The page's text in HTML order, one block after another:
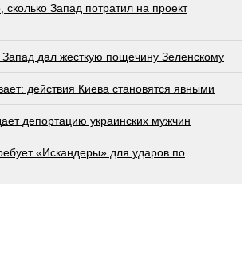
сколько Запад потратил на проект
дал жесткую пощечину Зеленскому
действия Киева становятся явными
депортацию украинских мужчин
«Искандеры» для ударов по